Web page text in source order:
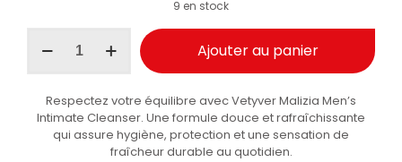
9 en stock
nettoyant
intime
Vetyver
Ajouter au panier
Respectez votre équilibre avec Vetyver Malizia Men’s
Intimate Cleanser. Une formule douce et rafraîchissante
qui assure hygiène, protection et une sensation de
fraîcheur durable au quotidien.